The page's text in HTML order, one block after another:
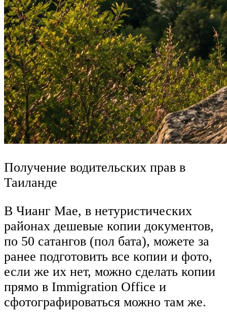
Получение водительских прав в
Таиланде
В Чианг Мае, в нетуристических
районах дешевые копии документов,
по 50 сатангов (пол бата), можете за
ранее подготовить все копии и фото,
если же их нет, можно сделать копии
прямо в Immigration Office и
сфотографироваться можно там же.